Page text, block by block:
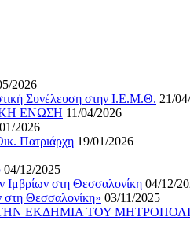
2026
Συνέλευση στην Ι.Ε.Μ.Θ. 21/
ΕΝΩΣΗ 11/04/2026
2026
Πατριάρχη 19/01/2026
04/12/2025
Ιμβρίων στη Θεσσαλονίκη 04/12/
στη Θεσσαλονίκη» 03/11/2025
ΕΚΔΗΜΙΑ ΤΟΥ